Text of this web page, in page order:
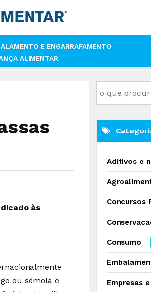
E ENGARRAFAMENTO
ALIMENTAR
31 ABORDA AS ESTRATÉGIAS E
às
ou sêmola e
Aditivos e
Concursos
Consumo
Empresas